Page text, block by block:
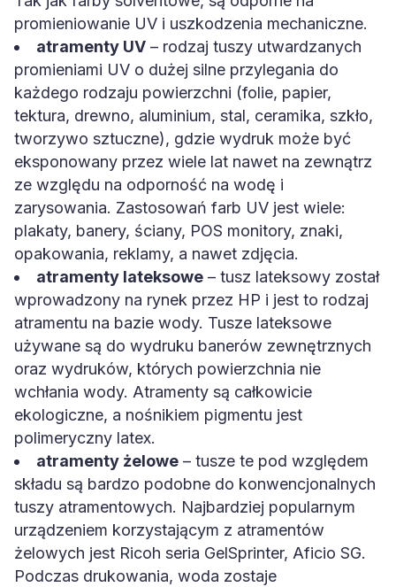
promieniowanie UV i uszkodzenia mechaniczne.
atramenty UV – rodzaj tuszy utwardzanych
promieniami UV o dużej silne przylegania do
każdego rodzaju powierzchni (folie, papier,
tektura, drewno, aluminium, stal, ceramika, szkło,
tworzywo sztuczne), gdzie wydruk może być
eksponowany przez wiele lat nawet na zewnątrz
ze względu na odporność na wodę i
zarysowania. Zastosowań farb UV jest wiele:
plakaty, banery, ściany, POS monitory, znaki,
opakowania, reklamy, a nawet zdjęcia.
atramenty lateksowe – tusz lateksowy został
wprowadzony na rynek przez HP i jest to rodzaj
atramentu na bazie wody. Tusze lateksowe
używane są do wydruku banerów zewnętrznych
oraz wydruków, których powierzchnia nie
wchłania wody. Atramenty są całkowicie
ekologiczne, a nośnikiem pigmentu jest
polimeryczny latex.
atramenty żelowe – tusze te pod względem
składu są bardzo podobne do konwencjonalnych
tuszy atramentowych. Najbardziej popularnym
urządzeniem korzystającym z atramentów
żelowych jest Ricoh seria GelSprinter, Aficio SG.
Podczas drukowania, woda zostaje